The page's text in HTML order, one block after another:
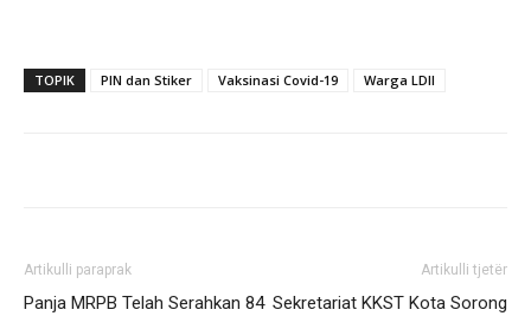
TOPIK PIN dan Stiker Vaksinasi Covid-19 Warga LDII
Artikulli paraprak
Panja MRPB Telah Serahkan 84
Artikulli tjetër
Sekretariat KKST Kota Sorong